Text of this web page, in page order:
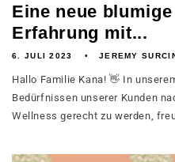
Eine neue
Erfahrung mit...
6. JULI 2023 JEREMY
Hallo Familie Kana! 👋 In
Bedürfnissen unserer Kunden
Wellness gerecht zu werden,